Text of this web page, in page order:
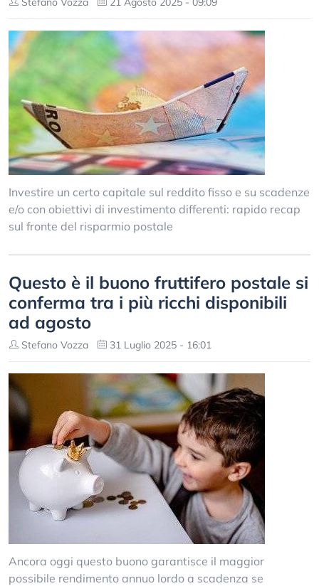
Investire un certo capitale sul reddito fisso e su scadenze
e/o con obiettivi di investimento differenti: rapido recap
sul fronte del risparmio postale
Questo è il buono fruttifero postale si
conferma tra i più ricchi disponibili
ad agosto
Stefano Vozza 31 Luglio 2025 - 16:01
Ancora oggi questo buono garantisce il maggior
possibile rendimento annuo lordo a scadenza se